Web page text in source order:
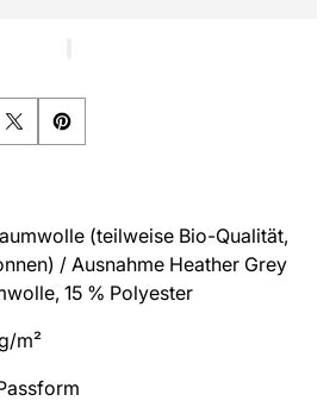
(teilweise Bio-Qualität,
/ Ausnahme Heather Grey
15 % Polyester
m²